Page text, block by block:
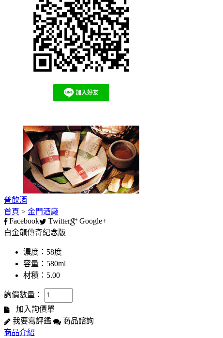
普飲酒
首頁 > 金門酒廠
Facebook
Twitter
Google+
白金龍傳奇紀念版
濃度：58度
容量：580ml
材積：5.00
詢價數量：
加入詢價單
我要寫評鑑
商品諮詢
商品介紹